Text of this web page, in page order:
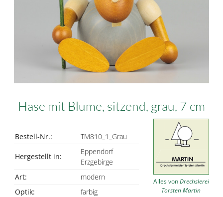
Hase mit Blume, sitzend, grau, 7 cm
Bestell-Nr.: TM810_1_Grau
Hergestellt in:
Eppendorf
Erzgebirge
Art:
modern
Optik:
farbig
Alles vonDrechslerei
Torsten Martin